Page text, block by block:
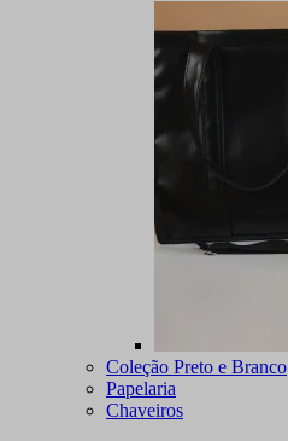
Coleção Preto e Branco
Papelaria
Chaveiros